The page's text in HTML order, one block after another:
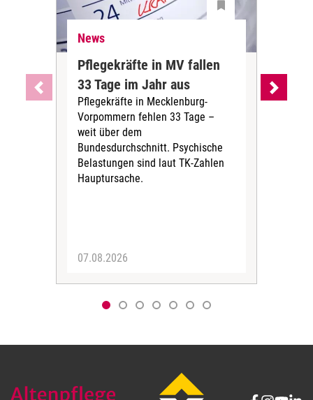
News
Pflegekräfte in MV fallen
33 Tage im Jahr aus
Pflegekräfte in Mecklenburg-
Vorpommern fehlen 33 Tage –
weit über dem
Bundesdurchschnitt. Psychische
Belastungen sind laut TK-Zahlen
Hauptursache.
07.08.2026